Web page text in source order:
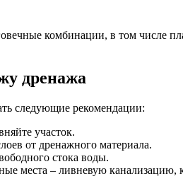
комбинации, в том
дренажа
следующие рекомендации:
участок.
от дренажного материала.
стока воды.
места – ливневую